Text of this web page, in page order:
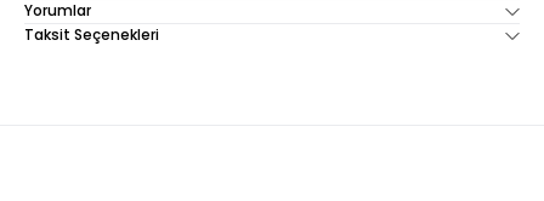
Yorumlar
Taksit Seçenekleri